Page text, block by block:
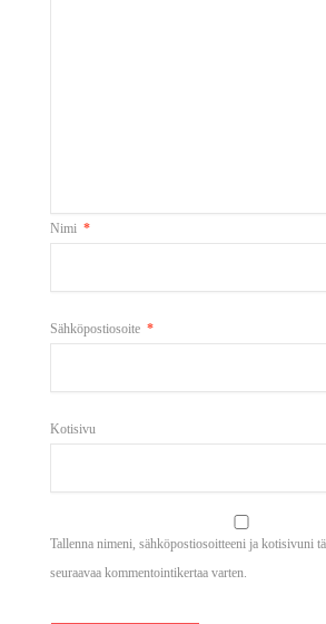
Nimi *
Sähköpostiosoite *
Kotisivu
Tallenna nimeni, sähköpostiosoitteeni ja kotisivuni
seuraavaa kommentointikertaa varten.